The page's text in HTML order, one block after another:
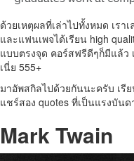
ด้วยเหตุผลที่เล่าไปทั้งหมด เรา
และแฟนเพจได้เรียน high
แบบตรงจุด คอร์สฟรีดีๆก็มีแล้ว
เนี่ย 555+
มาอัพสกิลไปด้วยกันนะครับ เรี
แชร์สอง quotes ที่เป็นแรงบันด
Mark Twain